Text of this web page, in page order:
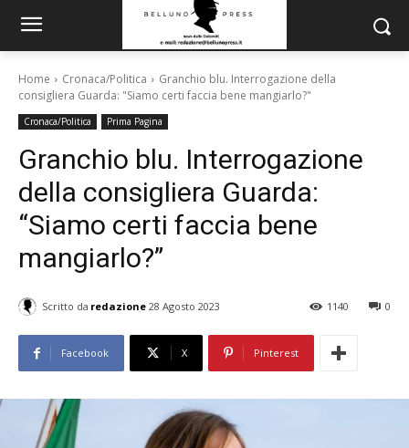
Home Cronaca/Politica
Granchio blu. Interrogazione della
consigliera Guarda: "Siamo certi faccia bene mangiarlo?"
Cronaca/Politica Prima Pagina
Granchio blu. Interrogazione
della consigliera Guarda:
“Siamo certi faccia bene
mangiarlo?”
Scritto da redazione 28 Agosto 2023 0
1140
Facebook X Pinterest